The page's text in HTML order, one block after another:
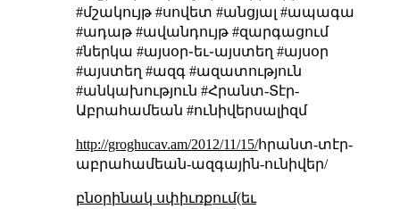
#մշակույթ #սովետ #անցյալ #ապագա
#ադաթ #ավանդույթ #զարգացում
#ներկա #այսօր֊եւ֊այստեղ #այսօր
#այստեղ #ազգ #ազատություն
#անկախություն #Հրանտ-Տէր-
Աբրահամեան #ունիվերսալիզմ
http://groghucav.am/2012/11/15/հրանտ-տէր-
աբրահամեան-ազգային-ունիվեր/
բնօրինակ սփիւռքում(եւ